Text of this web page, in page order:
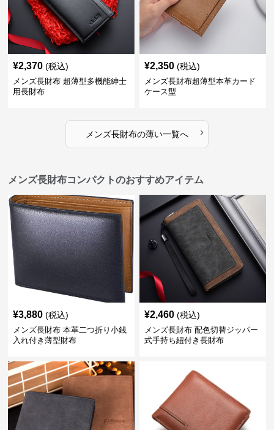
¥2,370 (税込)
メンズ長財布 超薄型多機能紳士
用長財布
¥2,350 (税込)
メンズ長財布超薄型本革カード
ケース型
メンズ長財布の薄い一覧へ ›
メンズ長財布コンパクトのおすすめアイテム
¥3,880 (税込)
メンズ長財布 本革二つ折り小銭
入れ付き薄型財布
¥2,460 (税込)
メンズ長財布 配色切替ジッパー
式手持ち紐付き長財布